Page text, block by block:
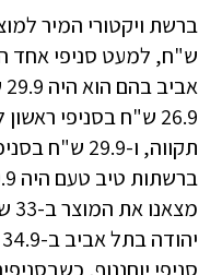
ש"ח, למעט סניפי אחד
26.9 ש"ח בסניפי
תקווה, ו-